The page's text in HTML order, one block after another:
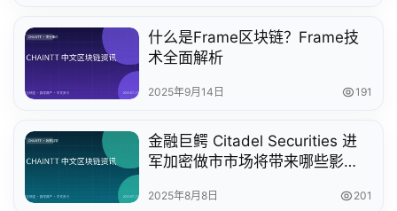
什么是Frame区块链？Frame技
术全面解析
2025年9月14日 191
金融巨鳄 Citadel Securities 进
军加密做市市场将带来哪些影
2025年8月8日 201